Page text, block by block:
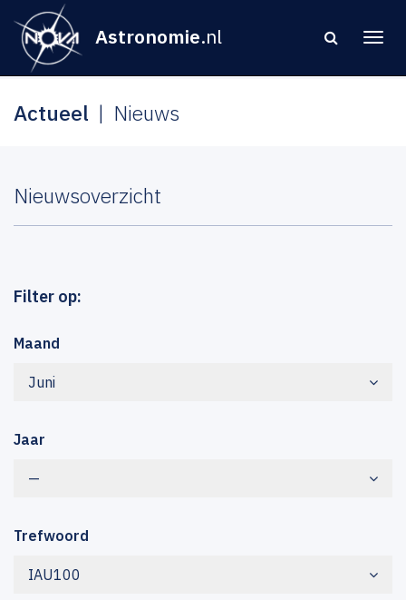
Astronomie.nl
Actueel Nieuws
Nieuwsoverzicht
Filter op:
Maand
Juni
Jaar
—
Trefwoord
IAU100